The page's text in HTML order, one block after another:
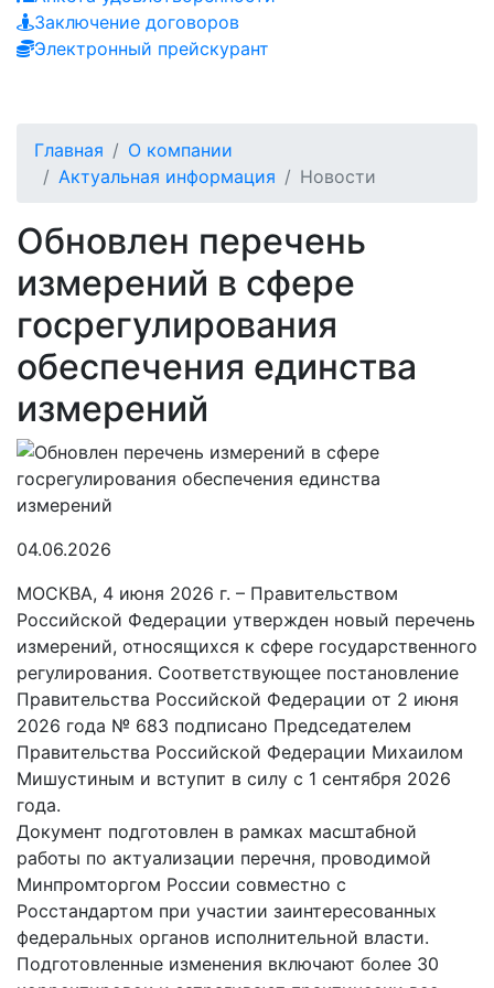
Заключение договоров
Электронный прейскурант
Главная
О компании
Актуальная информация
Новости
Обновлен перечень
измерений в сфере
госрегулирования
обеспечения единства
измерений
04.06.2026
МОСКВА, 4 июня 2026 г. – Правительством
Российской Федерации утвержден новый перечень
измерений, относящихся к сфере государственного
регулирования. Соответствующее постановление
Правительства Российской Федерации от 2 июня
2026 года № 683 подписано Председателем
Правительства Российской Федерации Михаилом
Мишустиным и вступит в силу с 1 сентября 2026
года.
Документ подготовлен в рамках масштабной
работы по актуализации перечня, проводимой
Минпромторгом России совместно с
Росстандартом при участии заинтересованных
федеральных органов исполнительной власти.
Подготовленные изменения включают более 30